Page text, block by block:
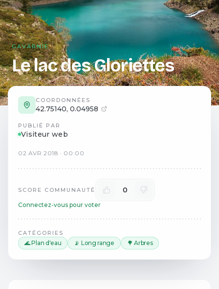
GAVARNIE
Le lac des Gloriettes
COORDONNÉES
42.75140, 0.04958
PUBLIÉ PAR
Visiteur web
02 AVR 2018 · 00:00
SCORE COMMUNAUTÉ 0
Connectez-vous pour voter
CATÉGORIES
🌊 Plan d'eau 📡 Long range 🌳 Arbres